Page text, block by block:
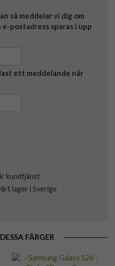
så meddelar vi dig om
postadress sparas i upp
ett meddelande när
kundtjänst
lager i Sverige
FÄRGER